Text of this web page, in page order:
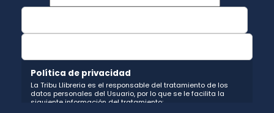
Política de privacidad
La Tribu Llibreria es el responsable del tratamiento de los
datos personales del Usuario, por lo que se le facilita la
siguiente información del tratamiento: